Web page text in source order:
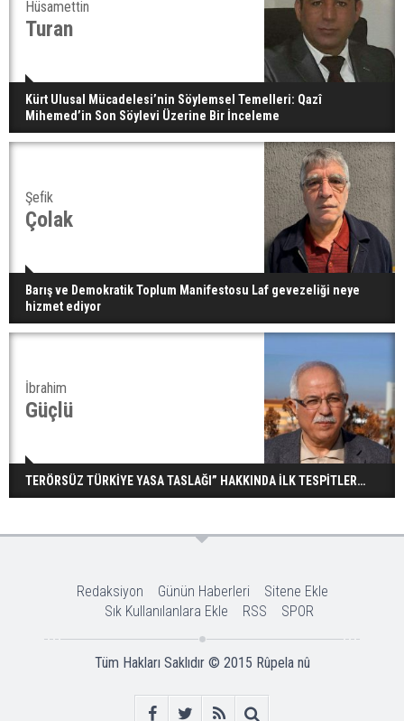
Hüsamettin
Turan
Kürt Ulusal Mücadelesi’nin Söylemsel Temelleri: Qazî
Mihemed’in Son Söylevi Üzerine Bir İnceleme
Şefik
Çolak
Barış ve Demokratik Toplum Manifestosu Laf gevezeliği neye
hizmet ediyor
İbrahim
Güçlü
TERÖRSÜZ TÜRKİYE YASA TASLAĞI” HAKKINDA İLK TESPİTLER…
Redaksiyon Günün Haberleri
Sitene Ekle
Sık Kullanılanlara Ekle
RSS SPOR
Tüm Hakları Saklıdır © 2015 Rûpela nû